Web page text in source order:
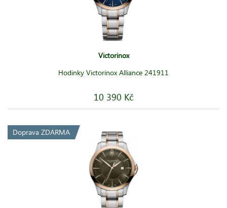
Victorinox
Hodinky Victorinox Alliance 241911
10 390 Kč
Doprava ZDARMA